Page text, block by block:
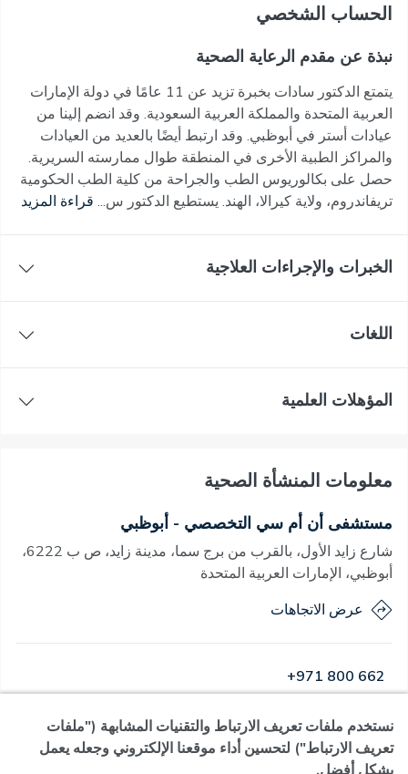
اﻟﺤﺴﺎﺏ اﻟﺸﺨﺼﻲ
نبذة عن مقدم الرعاية الصحية
يتمتع الدكتور سادات بخبرة تزيد عن 11 عامًا في دولة الإمارات
العربية المتحدة والمملكة العربية السعودية. وقد انضم إلينا من
عيادات أستر في أبوظبي. وقد ارتبط أيضًا بالعديد من العيادات
والمراكز الطبية الأخرى في المنطقة طوال ممارسته السريرية.
حصل على بكالوريوس الطب والجراحة من كلية الطب الحكومية
تريفاندروم، ولاية كيرالا، الهند. يستطيع الدكتور س... قراءة المزيد
الخبرات والإجراءات العلاجية
اللغات
المؤهلات العلمية
معلومات المنشأة الصحية
مستشفى أن أم سي التخصصي - أبوظبي
شارع زايد الأول، بالقرب من برج سما، مدينة زايد، ص ب 6222،
أبوظبي، الإمارات العربية المتحدة
عرض الاتجاهات
+971 800 662
مفتوح · مفتوح اليوم, 24 ساعة
نستخدم ملفات تعريف الارتباط والتقنيات المشابهة ("ملفات
تعريف الارتباط") لتحسين أداء موقعنا الإلكتروني وجعله يعمل